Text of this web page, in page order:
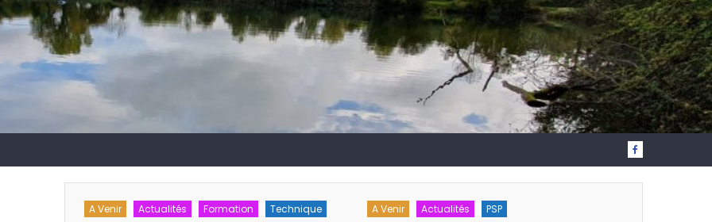
A Venir Actualités Formation Technique A Venir Actualités PSP